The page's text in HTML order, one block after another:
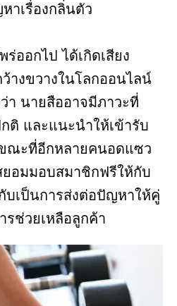
าเรื่องกลิ่นตัว
ร่ออกไป ได้เกิดเสียง
างขวางในโลกออนไลน์
า นายสืออาจมีภาวะที่
ติ และแนะนำให้เข้ารับ
ณะที่อีกหลายคนอดแซว
ยอมมอบสมาชิกฟรีให้กับ
บเป็นการส่งต่อปัญหาให้คู่
รช่วยเหลือลูกค้า